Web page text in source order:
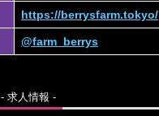
https://berrysfarm.tokyo/
@farm_berrys
- 求人情報 -